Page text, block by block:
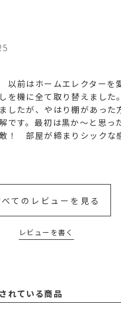
以前はホームエレクターを
を機に全て取り替えました
したが、やはり棚があった
です。最初は黒か～と思っ
！　部屋が締まりシックな
べてのレビューを見る
レビューを書く
れている商品